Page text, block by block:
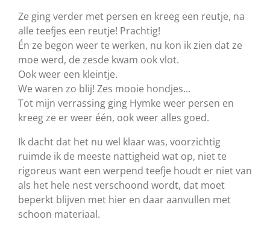
Ze ging verder met persen en kreeg een reutje, na
alle teefjes een reutje! Prachtig!
Én ze begon weer te werken, nu kon ik zien dat ze
moe werd, de zesde kwam ook vlot.
Ook weer een kleintje.
We waren zo blij! Zes mooie hondjes...
Tot mijn verrassing ging Hymke weer persen en
kreeg ze er weer één, ook weer alles goed.
Ik dacht dat het nu wel klaar was, voorzichtig
ruimde ik de meeste nattigheid wat op, niet te
rigoreus want een werpend teefje houdt er niet van
als het hele nest verschoond wordt, dat moet
beperkt blijven met hier en daar aanvullen met
schoon materiaal.